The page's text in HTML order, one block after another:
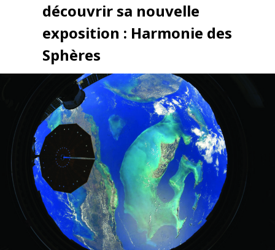
découvrir sa nouvelle
exposition : Harmonie des
Sphères